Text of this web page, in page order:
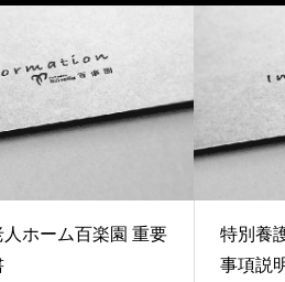
ホーム百楽園 重要
特別養
事項説